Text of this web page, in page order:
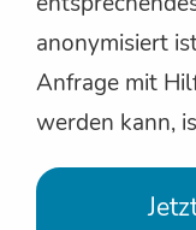
anonymisiert
Anfrage mit
werden kann,